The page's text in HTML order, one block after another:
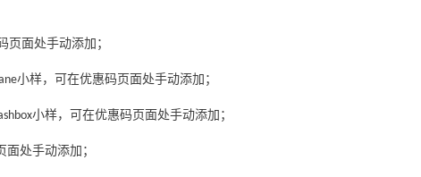
页面处手动添加；
小样，可在优惠码页面处手动添加；
小样，可在优惠码页面处手动添加；
处手动添加；